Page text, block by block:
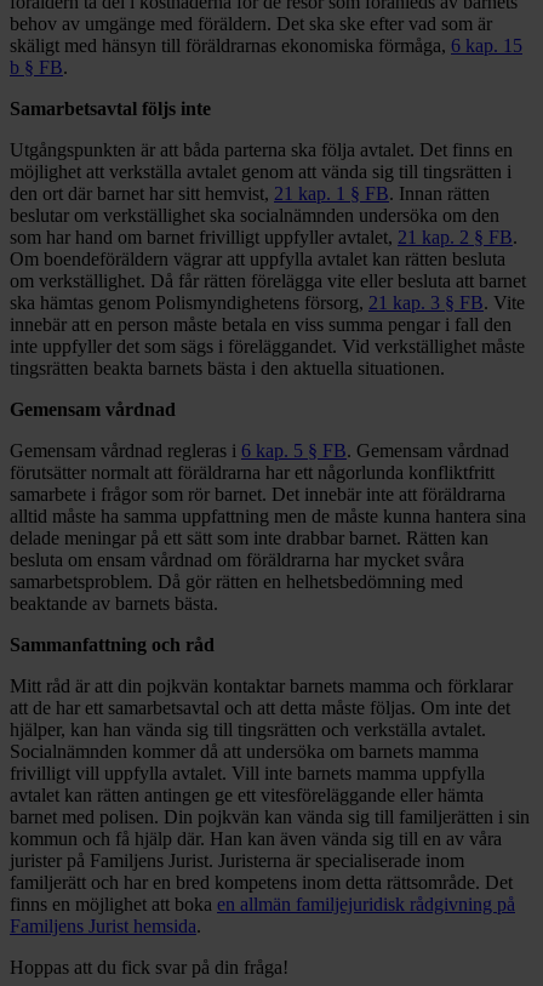
behov av umgänge med föräldern. Det ska ske efter vad som är
skäligt med hänsyn till föräldrarnas ekonomiska förmåga, 6 kap. 15
b § FB.
Samarbetsavtal följs inte
Utgångspunkten är att båda parterna ska följa avtalet. Det finns en
möjlighet att verkställa avtalet genom att vända sig till tingsrätten i
den ort där barnet har sitt hemvist, 21 kap. 1 § FB. Innan rätten
beslutar om verkställighet ska socialnämnden undersöka om den
som har hand om barnet frivilligt uppfyller avtalet, 21 kap. 2 § FB.
Om boendeföräldern vägrar att uppfylla avtalet kan rätten besluta
om verkställighet. Då får rätten förelägga vite eller besluta att barnet
ska hämtas genom Polismyndighetens försorg, 21 kap. 3 § FB. Vite
innebär att en person måste betala en viss summa pengar i fall den
inte uppfyller det som sägs i föreläggandet. Vid verkställighet måste
tingsrätten beakta barnets bästa i den aktuella situationen.
Gemensam vårdnad
Gemensam vårdnad regleras i 6 kap. 5 § FB. Gemensam vårdnad
förutsätter normalt att föräldrarna har ett någorlunda konfliktfritt
samarbete i frågor som rör barnet. Det innebär inte att föräldrarna
alltid måste ha samma uppfattning men de måste kunna hantera sina
delade meningar på ett sätt som inte drabbar barnet. Rätten kan
besluta om ensam vårdnad om föräldrarna har mycket svåra
samarbetsproblem. Då gör rätten en helhetsbedömning med
beaktande av barnets bästa.
Sammanfattning och råd
Mitt råd är att din pojkvän kontaktar barnets mamma och förklarar
att de har ett samarbetsavtal och att detta måste följas. Om inte det
hjälper, kan han vända sig till tingsrätten och verkställa avtalet.
Socialnämnden kommer då att undersöka om barnets mamma
frivilligt vill uppfylla avtalet. Vill inte barnets mamma uppfylla
avtalet kan rätten antingen ge ett vitesföreläggande eller hämta
barnet med polisen. Din pojkvän kan vända sig till familjerätten i sin
kommun och få hjälp där. Han kan även vända sig till en av våra
jurister på Familjens Jurist. Juristerna är specialiserade inom
familjerätt och har en bred kompetens inom detta rättsområde. Det
finns en möjlighet att boka en allmän familjejuridisk rådgivning på
Familjens Jurist hemsida.
Hoppas att du fick svar på din fråga!